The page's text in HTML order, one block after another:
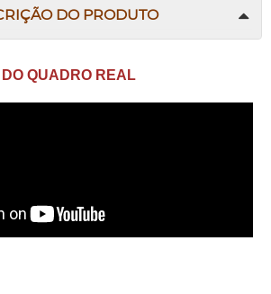
DO PRODUTO
QUADRO REAL